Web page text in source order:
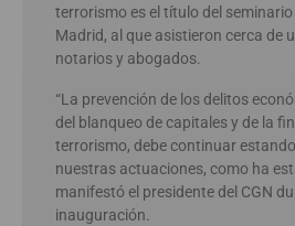
terrorismo es el título del seminario
Madrid, al que asistieron cerca de
notarios y abogados.
“La prevención de los delitos
del blanqueo de capitales y de la
terrorismo, debe continuar
nuestras actuaciones, como ha
manifestó el presidente del CGN
inauguración.